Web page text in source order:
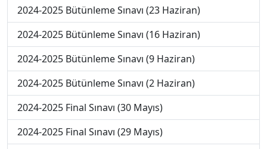
2024-2025 Bütünleme Sınavı (23 Haziran)
2024-2025 Bütünleme Sınavı (16 Haziran)
2024-2025 Bütünleme Sınavı (9 Haziran)
2024-2025 Bütünleme Sınavı (2 Haziran)
2024-2025 Final Sınavı (30 Mayıs)
2024-2025 Final Sınavı (29 Mayıs)